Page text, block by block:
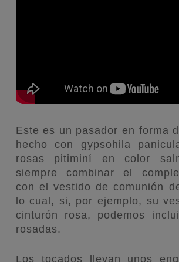
Este es un pasador en forma
hecho con gypsohila
rosas pitiminí en color
siempre combinar el
con el vestido de comunión
lo cual, si, por ejemplo, su
cinturón rosa, podemos
rosadas.
Los tocados llevan unos